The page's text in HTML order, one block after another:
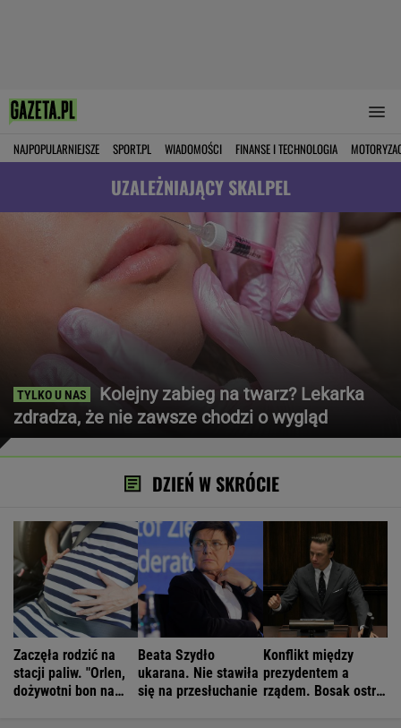
NAJPOPULARNIEJSZE SPORT.PL WIADOMOŚCI FINANSE I TECHNOLOGIA
UZALEŻNIAJĄCY SKALPEL
Kolejny zabieg na twarz? Lekarka
zdradza, że nie zawsze chodzi o wygląd
DZIEŃ W SKRÓCIE
Zaczęła rodzić na
stacji paliw. "Orlen,
dożywotni bon na
Beata Szydło
ukarana. Nie stawiła
się na przesłuchanie
Konflikt między
prezydentem a
rządem. Bosak ostro